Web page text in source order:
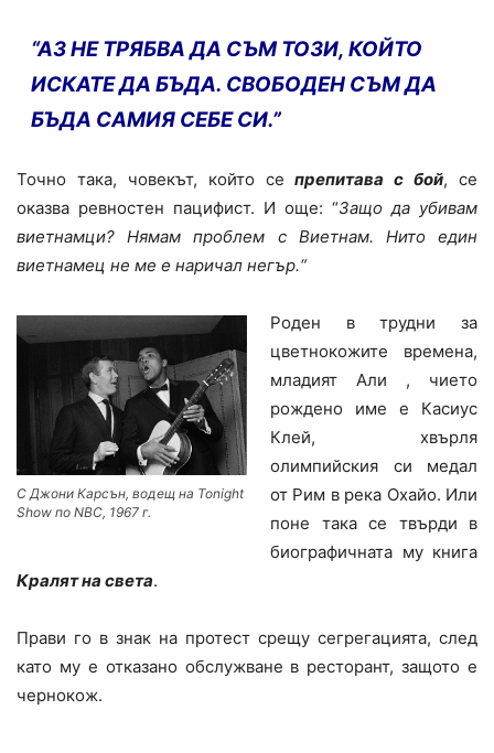
“АЗ НЕ ТРЯБВА ДА СЪМ ТОЗИ, КОЙТО
ИСКАТЕ ДА БЪДА. СВОБОДЕН СЪМ ДА
БЪДА САМИЯ СЕБЕ СИ.”
Точно така, човекът, който сепрепитава с бой, се
оказва ревностен пацифист. И още: “Защо да убивам
виетнамци? Нямам проблем с Виетнам. Нито един
виетнамец не ме е наричал негър.“
С Джони Карсън, водещ на Tonight
Show по NBC, 1967 г.
Роден в трудни за
цветнокожите времена,
младият Али , чието
рождено име е Касиус
Клей,
хвърля
олимпийския си медал
от Рим в река Охайо. Или
поне така се твърди в
биографичната му книга
Кралят на света.
Прави го в знак на протест срещу сегрегацията, след
като му е отказано обслужване в ресторант, защото е
чернокож.